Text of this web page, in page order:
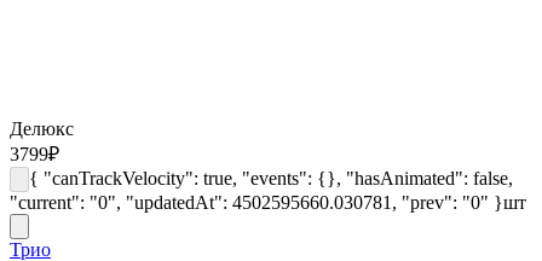
Делюкс
3799₽
{ "canTrackVelocity": true, "events": {}, "hasAnimated": false,
"current": "0", "updatedAt": 4502595660.030781, "prev": "0" }шт
Трио